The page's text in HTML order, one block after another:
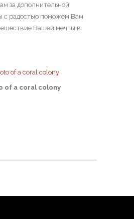
за дополнительной
с радостью поможем Вам
Вашей мечты в
of a coral colony